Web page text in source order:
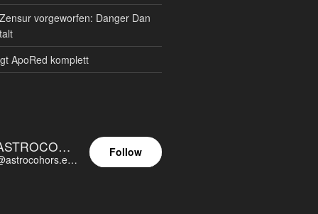
vorgeworfen: Danger Dan
ApoRed komplett
ASTROCOHORS EUNOIA ULTIMA
@astrocohors.eu@astrocohors.eu
Follow